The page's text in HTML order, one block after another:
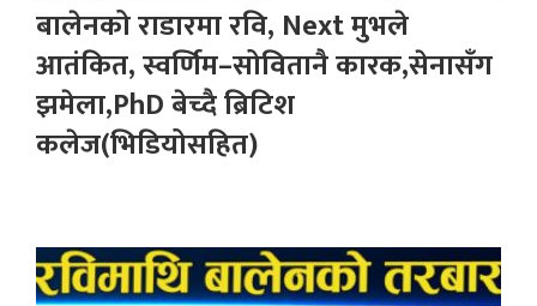
बालेनको राडारमा रवि, Next मुभले
आतंकित, स्वर्णिम–सोवितानै कारक,सेनासँग
झमेला,PhD बेच्दै ब्रिटिश
कलेज(भिडियोसहित)